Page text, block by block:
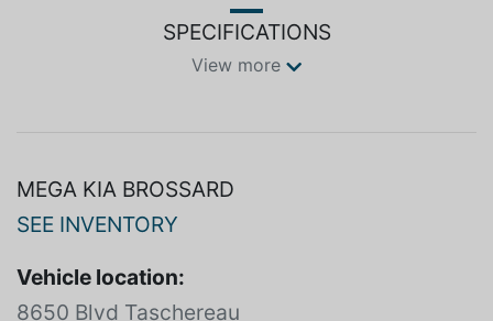
SEE INVENTORY